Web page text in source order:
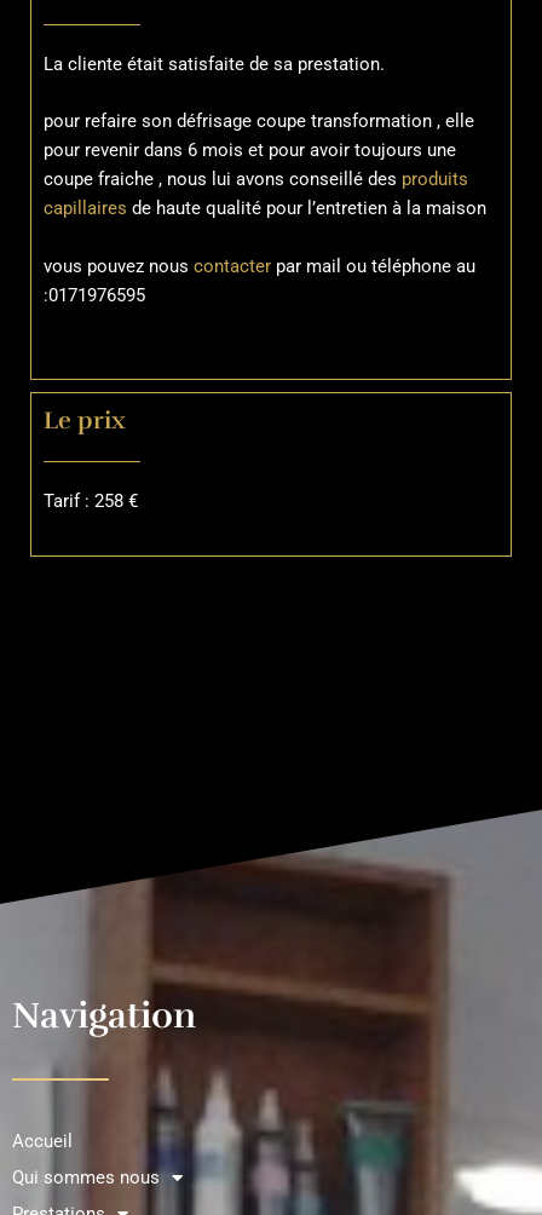
La cliente était satisfaite de sa prestation.
pour refaire son défrisage coupe transformation , elle
pour revenir dans 6 mois et pour avoir toujours une
coupe fraiche , nous lui avons conseillé des produits
capillaires de haute qualité pour l’entretien à la maison
vous pouvez nous contacter par mail ou téléphone au
:0171976595
Le prix
Tarif : 258 €
Navigation
Accueil
Qui sommes nous